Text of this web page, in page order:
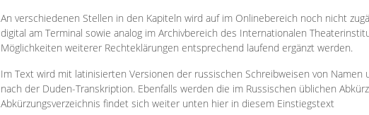
An verschiedenen Stellen in den Kapiteln wird auf im Onlinebereich noch nicht
digital am Terminal sowie analog im Archivbereich des Internationalen
Möglichkeiten weiterer Rechteklärungen entsprechend laufend ergänzt werden.
Im Text wird mit latinisierten Versionen der russischen Schreibweisen von
nach der Duden-Transkription. Ebenfalls werden die im Russischen üblichen
Abkürzungsverzeichnis findet sich weiter unten hier in diesem Einstiegstext